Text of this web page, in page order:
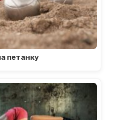
петанку